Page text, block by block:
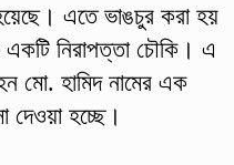
হয়েছে। এতে ভাঙচুর করা হয়
একটি নিরাপত্তা চৌকি। এ
মো. হামিদ নামের এক
দেওয়া হচ্ছে।